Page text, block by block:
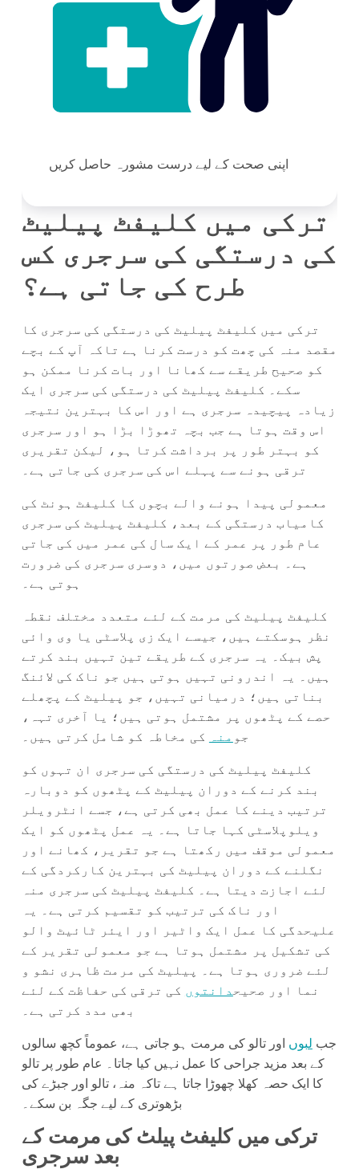
اپنی صحت کے لیے درست مشورہ حاصل کریں
ترکی میں کلیفٹ پیلیٹ
کی درستگی کی سرجری کس
طرح کی جاتی ہے؟
ترکی میں کلیفٹ پیلیٹ کی درستگی کی سرجری کا
مقصد منہ کی چھت کو درست کرنا ہے تاکہ آپ کے بچے
کو صحیح طریقے سے کھانا اور بات کرنا ممکن ہو
سکے۔ کلیفٹ پیلیٹ کی درستگی کی سرجری ایک
زیادہ پیچیدہ سرجری ہے اور اس کا بہترین نتیجہ
اس وقت ہوتا ہے جب بچہ تھوڑا بڑا ہو اور سرجری
کو بہتر طور پر برداشت کرتا ہو، لیکن تقریری
ترقی ہونے سے پہلے اس کی سرجری کی جاتی ہے۔
معمولی پیدا ہونے والے بچوں کا کلیفٹ ہونٹ کی
کامیاب درستگی کے بعد، کلیفٹ پیلیٹ کی سرجری
عام طور پر عمر کے ایک سال کی عمر میں کی جاتی
ہے۔ بعض صورتوں میں، دوسری سرجری کی ضرورت
ہوتی ہے۔
کلیفٹ پیلیٹ کی مرمت کے لئے متعدد مختلف نقطہ
نظر ہوسکتے ہیں، جیسے ایک زی پلاسٹی یا وی وائی
پش بیک۔ یہ سرجری کے طریقے تین تہیں بند کرتے
ہیں۔ یہ اندرونی تہیں ہوتی ہیں جو ناک کی لائنگ
بناتی ہیں؛ درمیانی تہیں، جو پیلیٹ کے پچھلے
حصے کے پٹھوں پر مشتمل ہوتی ہیں؛ یا آخری تہہ،
جو منہ کی مخاطہ کو شامل کرتی ہیں۔
کلیفٹ پیلیٹ کی درستگی کی سرجری ان تہوں کو
بند کرنے کے دوران پیلیٹ کے پٹھوں کو دوبارہ
ترتیب دینے کا عمل بھی کرتی ہے، جسے انٹرویلر
ویلوپلاسٹی کہا جاتا ہے۔ یہ عمل پٹھوں کو ایک
معمولی موقف میں رکھتا ہے جو تقریر، کھانے اور
نگلنے کے دوران پیلیٹ کی بہترین کارکردگی کے
لئے اجازت دیتا ہے۔ کلیفٹ پیلیٹ کی سرجری منہ
اور ناک کی ترتیب کو تقسیم کرتی ہے۔ یہ
علیحدگی کا عمل ایک واٹیر اور ایئر ٹائیٹ والو
کی تشکیل پر مشتمل ہوتا ہے جو معمولی تقریر کے
لئے ضروری ہوتا ہے۔ پیلیٹ کی مرمت ظاہری نشو و
نما اور صحیح دانتوں کی ترقی کی حفاظت کے لئے
بھی مدد کرتی ہے۔
جب لبوں اور تالو کی مرمت ہو جاتی ہے، عموماً کچھ سالوں
کے بعد مزید جراحی کا عمل نہیں کیا جاتا۔ عام طور پر تالو
کا ایک حصہ کھلا چھوڑا جاتا ہے تاکہ منہ، تالو اور جبڑے کی
بڑھوتری کے لیے جگہ بن سکے۔
ترکی میں کلیفٹ پیلٹ کی مرمت کے
بعد سرجری